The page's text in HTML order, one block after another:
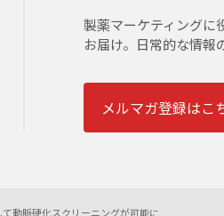
製薬マーケティングに
お届け。日常的な情報
メルマガ登録はこ
動脈硬化スクリーニングが可能に